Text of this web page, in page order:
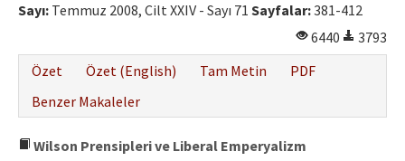
Sayı: Temmuz 2008, Cilt XXIV - Sayı 71 Sayfalar:381-412
6440
3793
Özet
Özet (English) Tam Metin
PDF
Benzer Makaleler
Wilson Prensipleri ve Liberal Emperyalizm